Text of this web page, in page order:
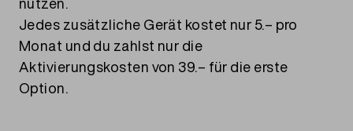
Jedes zusätzliche Gerät kostet nur 5.– pro
Monat und du zahlst nur die
Aktivierungskosten von 39.– für die erste
Option.